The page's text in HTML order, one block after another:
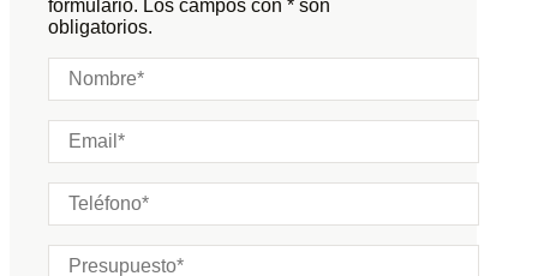
formulario. Los campos con * son
obligatorios.